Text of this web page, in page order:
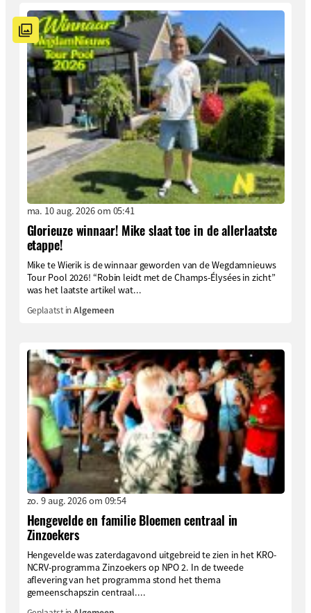
ma. 10 aug. 2026 om 05:41
Glorieuze winnaar! Mike slaat toe in de allerlaatste
etappe!
Mike te Wierik is de winnaar geworden van de Wegdamnieuws
Tour Pool 2026! “Robin leidt met de Champs-Élysées in zicht”
was het laatste artikel wat...
Geplaatst inAlgemeen
zo. 9 aug. 2026 om 09:54
Hengevelde en familie Bloemen centraal in
Zinzoekers
Hengevelde was zaterdagavond uitgebreid te zien in het KRO-
NCRV-programma Zinzoekers op NPO 2. In de tweede
aflevering van het programma stond het thema
gemeenschapszin centraal....